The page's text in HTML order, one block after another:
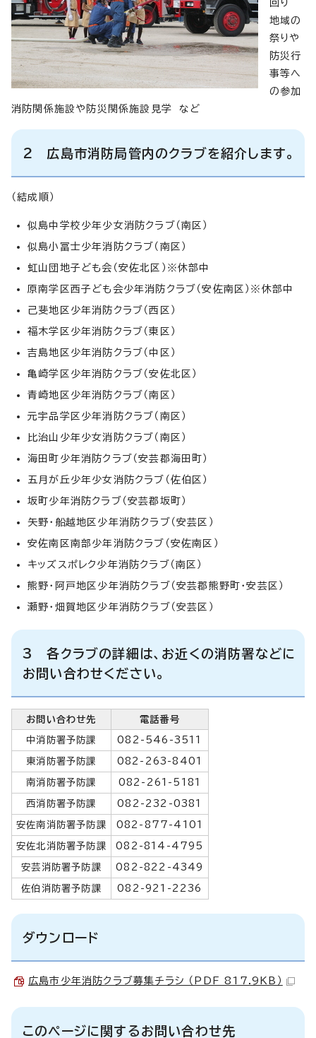
回り
地域の
祭りや
防災行
事等へ
の参加
消防関係施設や防災関係施設見学 など
2 広島市消防局管内のクラブを紹介します。
（結成順）
似島中学校少年少女消防クラブ（南区）
似島小冨士少年消防クラブ（南区）
虹山団地子ども会（安佐北区）※休部中
原南学区西子ども会少年消防クラブ（安佐南区）※休部中
己斐地区少年消防クラブ（西区）
福木学区少年消防クラブ（東区）
吉島地区少年消防クラブ（中区）
亀崎学区少年消防クラブ（安佐北区）
青崎地区少年消防クラブ（南区）
元宇品学区少年消防クラブ（南区）
比治山少年少女消防クラブ（南区）
海田町少年消防クラブ（安芸郡海田町）
五月が丘少年少女消防クラブ（佐伯区）
坂町少年消防クラブ（安芸郡坂町）
矢野・船越地区少年消防クラブ（安芸区）
安佐南区南部少年消防クラブ（安佐南区）
キッズスポレク少年消防クラブ（南区）
熊野・阿戸地区少年消防クラブ（安芸郡熊野町・安芸区）
瀬野・畑賀地区少年消防クラブ（安芸区）
3 各クラブの詳細は、お近くの消防署などに
お問い合わせください。
お問い合わせ先 電話番号
中消防署予防課 082-546-3511
東消防署予防課 082-263-8401
南消防署予防課 082-261-5181
西消防署予防課 082-232-0381
安佐南消防署予防課 082-877-4101
安佐北消防署予防課 082-814-4795
安芸消防署予防課 082-822-4349
佐伯消防署予防課 082-921-2236
ダウンロード
広島市少年消防クラブ募集チラシ （PDF 817.9KB）
このページに関するお問い合わせ先